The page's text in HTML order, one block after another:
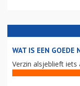
WAT IS EEN GOEDE
Verzin alsjeblieft iets